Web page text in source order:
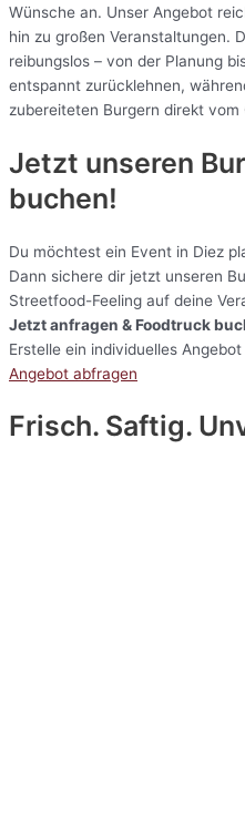
Wünsche an. Unser Angebot
hin zu großen Veranstaltungen.
reibungslos – von der Planung
entspannt zurücklehnen,
zubereiteten Burgern direkt vom
Jetzt unseren
buchen!
Du möchtest ein Event in Diez
Dann sichere dir jetzt unseren
Streetfood-Feeling auf deine
Jetzt anfragen & Foodtruck
Erstelle ein individuelles
Angebot abfragen
Frisch. Saftig.